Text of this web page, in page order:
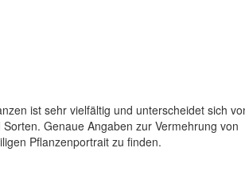
ist sehr vielfältig und unterscheidet sich
Genaue Angaben zur Vermehrung von
Pflanzenportrait zu finden.